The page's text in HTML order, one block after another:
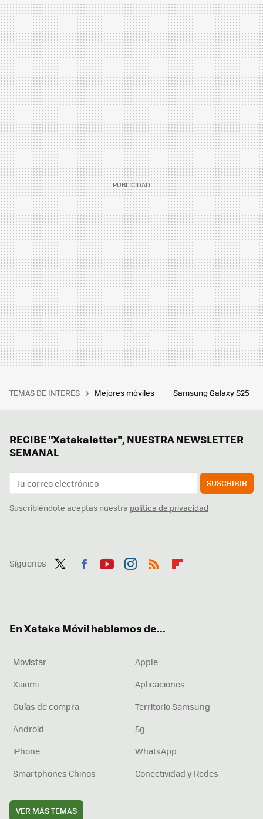
TEMAS DE INTERÉS Mejores móviles Samsung Galaxy S25
RECIBE "Xatakaletter", NUESTRA NEWSLETTER
SEMANAL
SUSCRIBIR
Suscribiéndote aceptas nuestra política de privacidad
Síguenos
En Xataka Móvil hablamos de...
Movistar
Apple
Xiaomi
Aplicaciones
Guías de compra
Territorio Samsung
Android
5g
iPhone
WhatsApp
Smartphones Chinos
Conectividad y Redes
VER MÁS TEMAS